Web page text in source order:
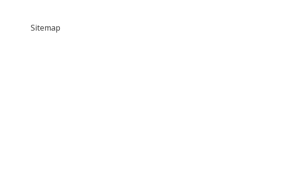
Sitemap